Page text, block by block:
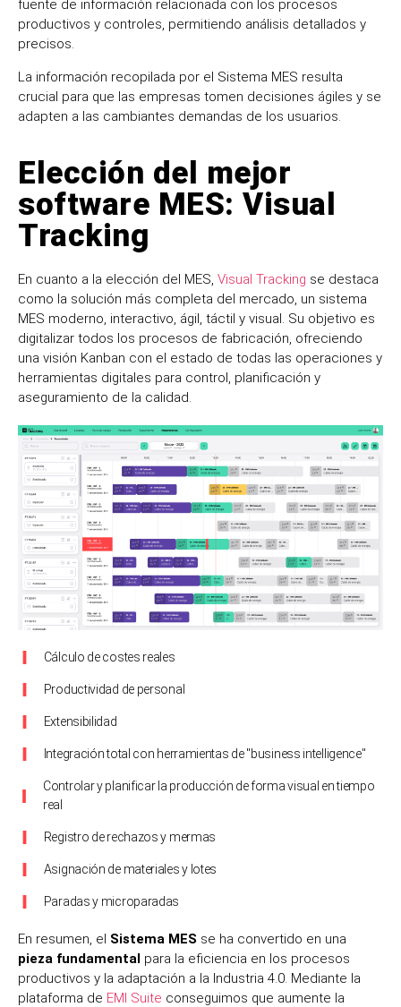
fuente de información relacionada con los procesos
productivos y controles, permitiendo análisis detallados y
precisos.
La información recopilada por el Sistema MES resulta
crucial para que las empresas tomen decisiones ágiles y se
adapten a las cambiantes demandas de los usuarios.
Elección del mejor
software MES: Visual
Tracking
En cuanto a la elección del MES, Visual Tracking se destaca
como la solución más completa del mercado, un sistema
MES moderno, interactivo, ágil, táctil y visual. Su objetivo es
digitalizar todos los procesos de fabricación, ofreciendo
una visión Kanban con el estado de todas las operaciones y
herramientas digitales para control, planificación y
aseguramiento de la calidad.
Cálculo de costes reales
Productividad de personal
Extensibilidad
Integración total con herramientas de "business intelligence"
Controlar y planificar la producción de forma visual en tiempo
real
Registro de rechazos y mermas
Asignación de materiales y lotes
Paradas y microparadas
En resumen, el Sistema MES se ha convertido en una
pieza fundamental para la eficiencia en los procesos
productivos y la adaptación a la Industria 4.0. Mediante la
plataforma de EMI Suite conseguimos que aumente la